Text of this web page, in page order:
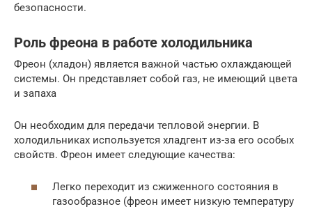
безопасности.
Роль фреона в работе холодильника
Фреон (хладон) является важной частью охлаждающей
системы. Он представляет собой газ, не имеющий цвета
и запаха
Он необходим для передачи тепловой энергии. В
холодильниках используется хладгент из-за его особых
свойств. Фреон имеет следующие качества:
Легко переходит из сжиженного состояния в
газообразное (фреон имеет низкую температуру